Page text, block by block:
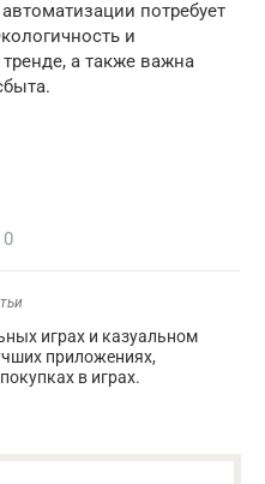
потребует
и
а также важна
играх и казуальном
приложениях,
в играх.